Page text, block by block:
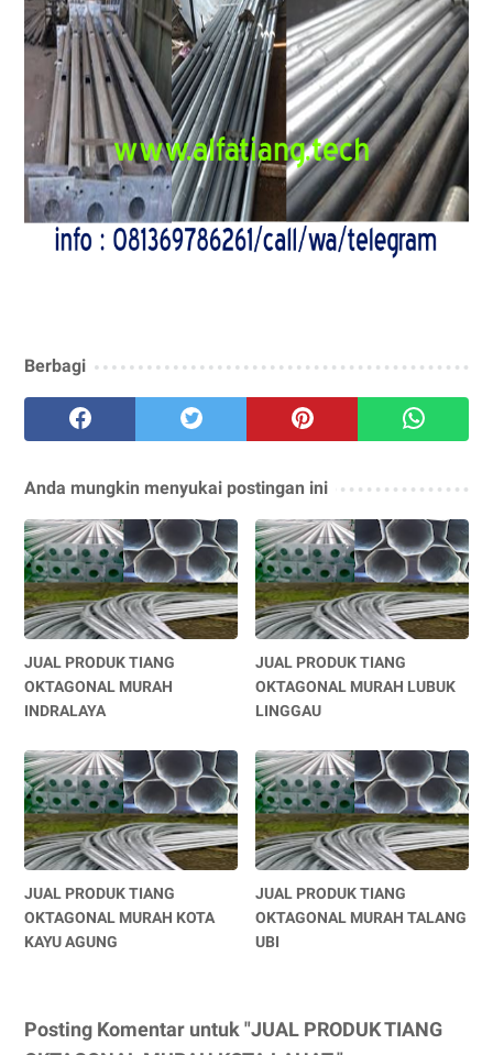
Berbagi
Anda mungkin menyukai postingan ini
JUAL PRODUK TIANG
OKTAGONAL MURAH
INDRALAYA
JUAL PRODUK TIANG
OKTAGONAL MURAH LUBUK
LINGGAU
JUAL PRODUK TIANG
OKTAGONAL MURAH KOTA
KAYU AGUNG
JUAL PRODUK TIANG
OKTAGONAL MURAH TALANG
UBI
Posting Komentar untuk "JUAL PRODUK TIANG